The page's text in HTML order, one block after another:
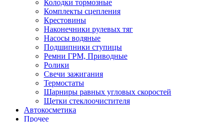
Колодки тормозные
Комплекты сцепления
Крестовины
Наконечники рулевых тяг
Насосы водяные
Подшипники ступицы
Ремни ГРМ, Приводные
Ролики
Свечи зажигания
Термостаты
Шарниры равных угловых скоростей
Щетки стеклоочистителя
Автокосметика
Прочее